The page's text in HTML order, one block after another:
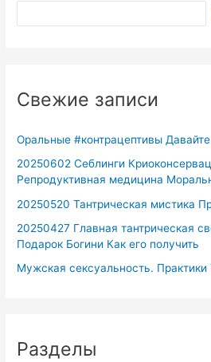
Свежие записи
Оральные #контрацептивы Давайте
20250602 Себлинги
Репродуктивная медицина
20250520 Тантрическая мистика
20250427 Главная тантрическая
Подарок Богини Как его получить
Мужская сексуальность. Практики
Разделы